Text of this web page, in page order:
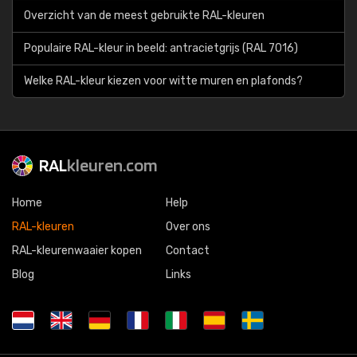
Overzicht van de meest gebruikte RAL-kleuren
Populaire RAL-kleur in beeld: antracietgrijs (RAL 7016)
Welke RAL-kleur kiezen voor witte muren en plafonds?
RALkleuren.com
Home
RAL-kleuren
RAL-kleurenwaaier kopen
Blog
Help
Over ons
Contact
Links